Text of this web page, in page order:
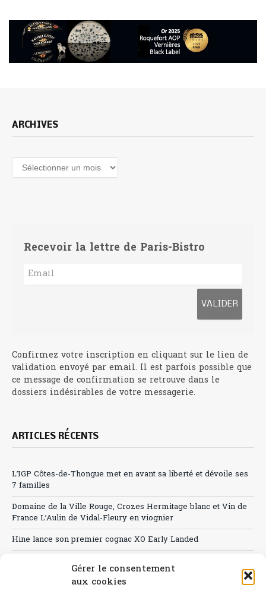
Gérer le consentement
aux cookies
ARCHIVES
Archives
Recevoir la lettre de Paris-Bistro
Confirmez votre inscription en cliquant sur le lien de
validation envoyé par email. Il est parfois possible que
ce message de confirmation se retrouve dans le
dossiers indésirables de votre messagerie.
ARTICLES RÉCENTS
L’IGP Côtes-de-Thongue met en avant sa liberté et dévoile ses
7 familles
Domaine de la Ville Rouge, Crozes Hermitage blanc et Vin de
France L’Aulin de Vidal-Fleury en viognier
Hine lance son premier cognac XO Early Landed